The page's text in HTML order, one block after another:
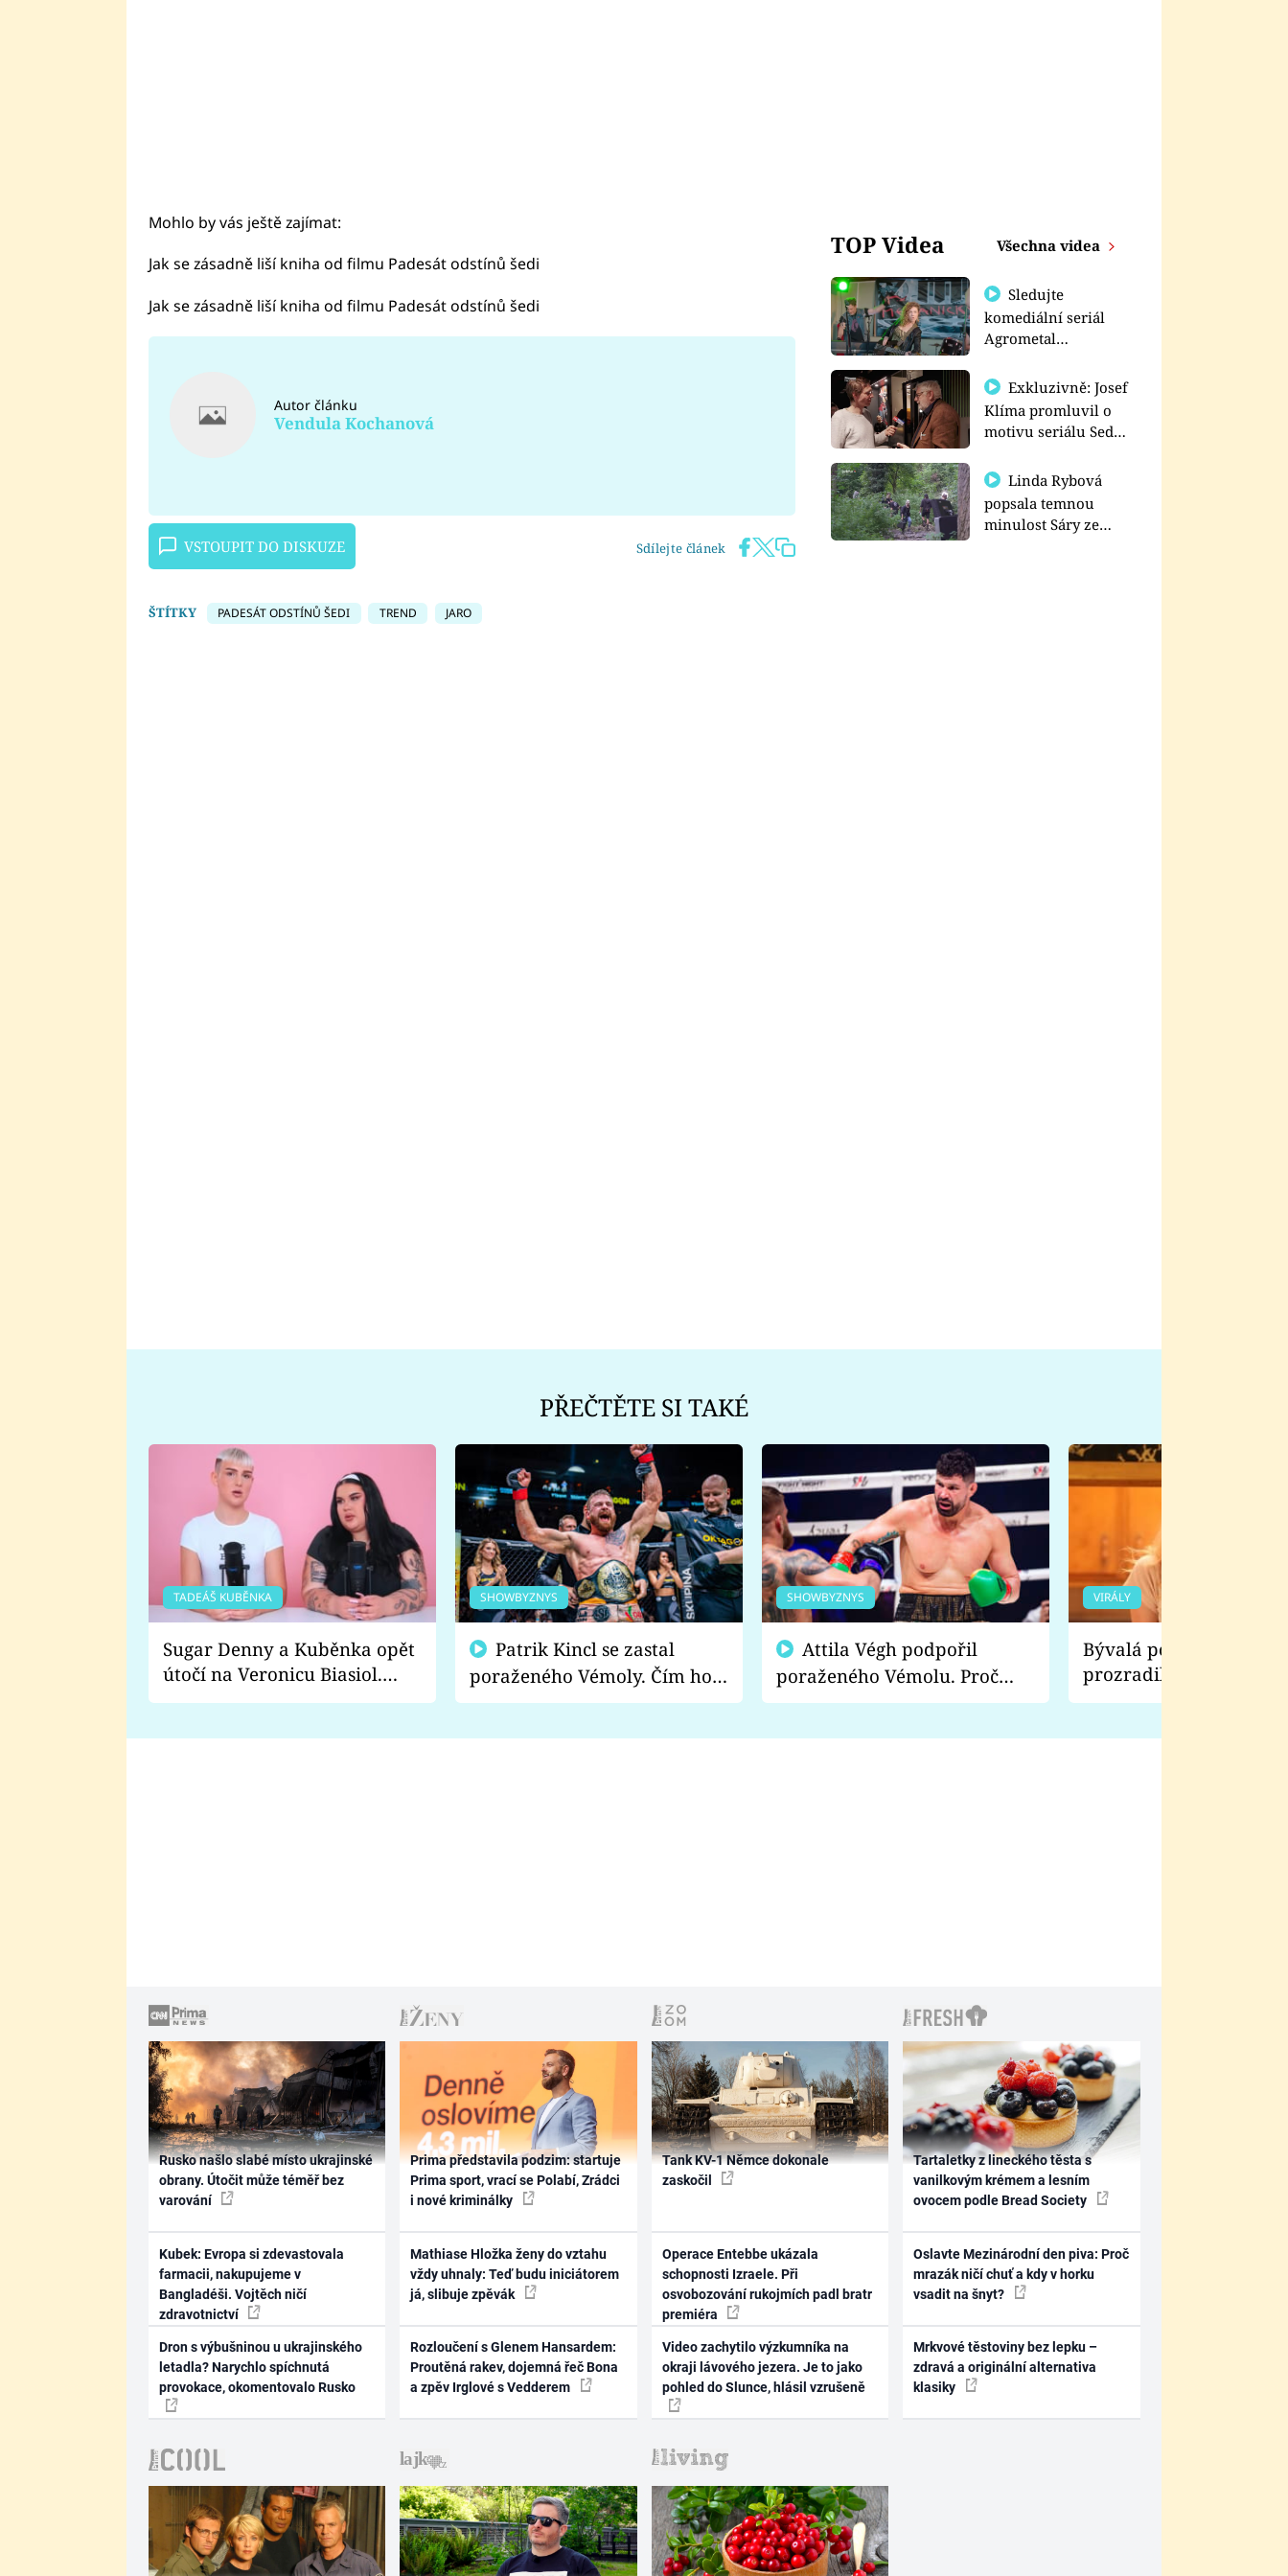
Mohlo by vás ještě zajímat:
Jak se zásadně liší kniha od filmu Padesát odstínů šedi
Jak se zásadně liší kniha od filmu Padesát odstínů šedi
Autor článku
Vendula Kochanová
VSTOUPIT DO DISKUZE Sdílejte článek
ŠTÍTKY PADESÁT ODSTÍNŮ ŠEDI TREND JARO
TOP Videa Všechna videa
Sledujte
komediální seriál
Agrometal
prima+
Exkluzivně: Josef
Klíma promluvil o
motivu seriálu Sedm
Linda Rybová
popsala temnou
minulost Sáry ze
PŘEČTĚTE SI TAKÉ
TADEÁŠ KUBĚNKA
Sugar Denny a Kuběnka opět
útočí na Veronicu Biasiol.
Proč je podle nich falešná a
SHOWBYZNYS
poraženého Vémoly. Čím ho
fanoušci naštvali?
SHOWBYZNYS
poraženého Vémolu. Proč
chce raději zápasit s ním než
VIRÁLY
Bývalá pornoherečka
prozradila, co ji
natáčení Euforie.
Rusko našlo slabé místo ukrajinské
obrany. Útočit může téměř bez
varování
Kubek: Evropa si zdevastovala
farmacii, nakupujeme v
Bangladéši. Vojtěch ničí
zdravotnictví
Dron s výbušninou u ukrajinského
letadla? Narychlo spíchnutá
provokace, okomentovalo Rusko
Prima představila podzim: startuje
Prima sport, vrací se Polabí, Zrádci
i nové kriminálky
Mathiase Hložka ženy do vztahu
vždy uhnaly: Teď budu iniciátorem
já, slibuje zpěvák
Rozloučení s Glenem Hansardem:
Proutěná rakev, dojemná řeč Bona
a zpěv Irglové s Vedderem
Tank KV-1 Němce dokonale
zaskočil
Operace Entebbe ukázala
schopnosti Izraele. Při
osvobozování rukojmích padl bratr
premiéra
Video zachytilo výzkumníka na
okraji lávového jezera. Je to jako
pohled do Slunce, hlásil vzrušeně
Tartaletky z lineckého těsta s
vanilkovým krémem a lesním
ovocem podle Bread Society
Oslavte Mezinárodní den piva: Proč
mrazák ničí chuť a kdy v horku
vsadit na šnyt?
Mrkvové těstoviny bez lepku –
zdravá a originální alternativa
klasiky